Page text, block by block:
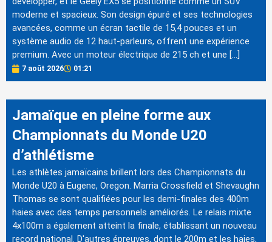
moderne et spacieux. Son design épuré et ses technologies
avancées, comme un écran tactile de 15,4 pouces et un
système audio de 12 haut-parleurs, offrent une expérience
premium. Avec un moteur électrique de 215 ch et une […]
7 août 2026 01:21
Jamaïque en pleine forme aux
Championnats du Monde U20
d’athlétisme
Les athlètes jamaïcains brillent lors des Championnats du
Monde U20 à Eugene, Oregon. Marria Crossfield et Shevaughn
Thomas se sont qualifiées pour les demi-finales des 400m
haies avec des temps personnels améliorés. Le relais mixte
4x100m a également atteint la finale, établissant un nouveau
record national. D'autres épreuves, dont le 200m et les haies,